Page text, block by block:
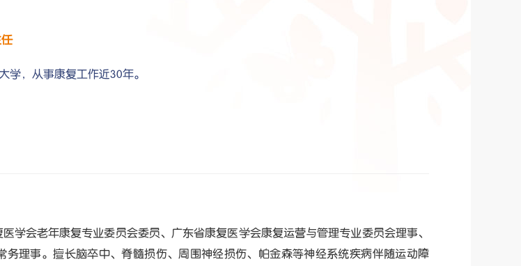
学，从事康复工作近30年。
学会老年康复专业委员会委员、广东省康复医学会康复运营与管理专业委员会理事、
理事。擅长脑卒中、脊髓损伤、周围神经损伤、帕金森等神经系统疾病伴随运动障